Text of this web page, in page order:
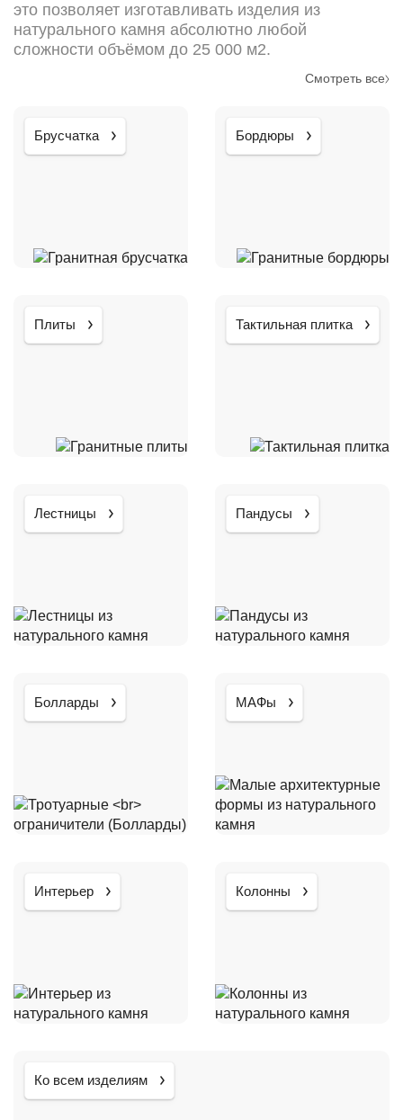
это позволяет изготавливать изделия из
натурального камня абсолютно любой
сложности объёмом до 25 000 м2.
Смотреть все
Брусчатка Бордюры
Плиты Тактильная плитка
Лестницы Пандусы
Болларды МАФы
Интерьер Колонны
Ко всем изделиям